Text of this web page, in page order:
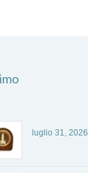
luglio 31, 2026